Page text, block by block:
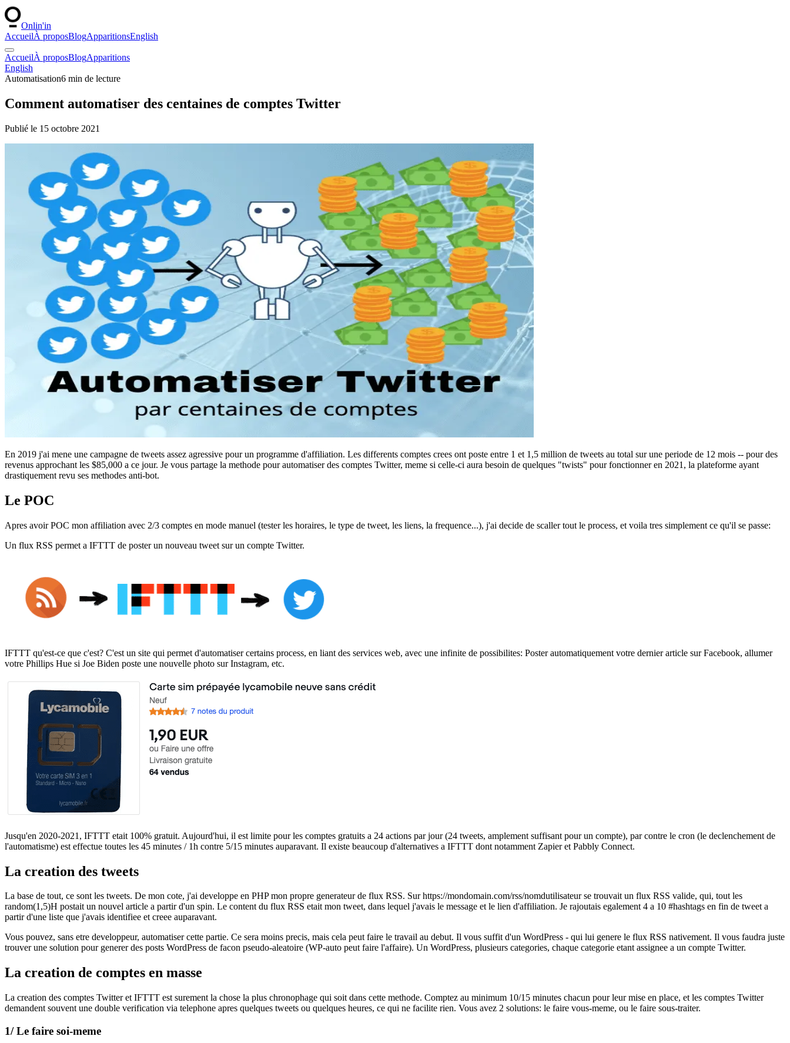
Onlin'in
AccueilÀ proposBlogApparitionsEnglish
AccueilÀ proposBlogApparitions
English
Automatisation6 min de lecture
Comment automatiser des centaines de comptes Twitter
Publié le 15 octobre 2021
En 2019 j'ai mene une campagne de tweets assez agressive pour un programme d'affiliation. Les differents comptes crees ont poste entre 1 et 1,5 million de tweets au total sur une periode de 12 mois -- pour des
revenus approchant les $85,000 a ce jour. Je vous partage la methode pour automatiser des comptes Twitter, meme si celle-ci aura besoin de quelques "twists" pour fonctionner en 2021, la plateforme ayant
drastiquement revu ses methodes anti-bot.
Le POC
Apres avoir POC mon affiliation avec 2/3 comptes en mode manuel (tester les horaires, le type de tweet, les liens, la frequence...), j'ai decide de scaller tout le process, et voila tres simplement ce qu'il se passe:
Un flux RSS permet a IFTTT de poster un nouveau tweet sur un compte Twitter.
IFTTT qu'est-ce que c'est? C'est un site qui permet d'automatiser certains process, en liant des services web, avec une infinite de possibilites: Poster automatiquement votre dernier article sur Facebook, allumer
votre Phillips Hue si Joe Biden poste une nouvelle photo sur Instagram, etc.
Jusqu'en 2020-2021, IFTTT etait 100% gratuit. Aujourd'hui, il est limite pour les comptes gratuits a 24 actions par jour (24 tweets, amplement suffisant pour un compte), par contre le cron (le declenchement de
l'automatisme) est effectue toutes les 45 minutes / 1h contre 5/15 minutes auparavant. Il existe beaucoup d'alternatives a IFTTT dont notamment Zapier et Pabbly Connect.
La creation des tweets
La base de tout, ce sont les tweets. De mon cote, j'ai developpe en PHP mon propre generateur de flux RSS. Sur https://mondomain.com/rss/nomdutilisateur se trouvait un flux RSS valide, qui, tout les
random(1,5)H postait un nouvel article a partir d'un spin. Le content du flux RSS etait mon tweet, dans lequel j'avais le message et le lien d'affiliation. Je rajoutais egalement 4 a 10 #hashtags en fin de tweet a
partir d'une liste que j'avais identifiee et creee auparavant.
Vous pouvez, sans etre developpeur, automatiser cette partie. Ce sera moins precis, mais cela peut faire le travail au debut. Il vous suffit d'un WordPress - qui lui genere le flux RSS nativement. Il vous faudra juste
trouver une solution pour generer des posts WordPress de facon pseudo-aleatoire (WP-auto peut faire l'affaire). Un WordPress, plusieurs categories, chaque categorie etant assignee a un compte Twitter.
La creation de comptes en masse
La creation des comptes Twitter et IFTTT est surement la chose la plus chronophage qui soit dans cette methode. Comptez au minimum 10/15 minutes chacun pour leur mise en place, et les comptes Twitter
demandent souvent une double verification via telephone apres quelques tweets ou quelques heures, ce qui ne facilite rien. Vous avez 2 solutions: le faire vous-meme, ou le faire sous-traiter.
1/ Le faire soi-meme